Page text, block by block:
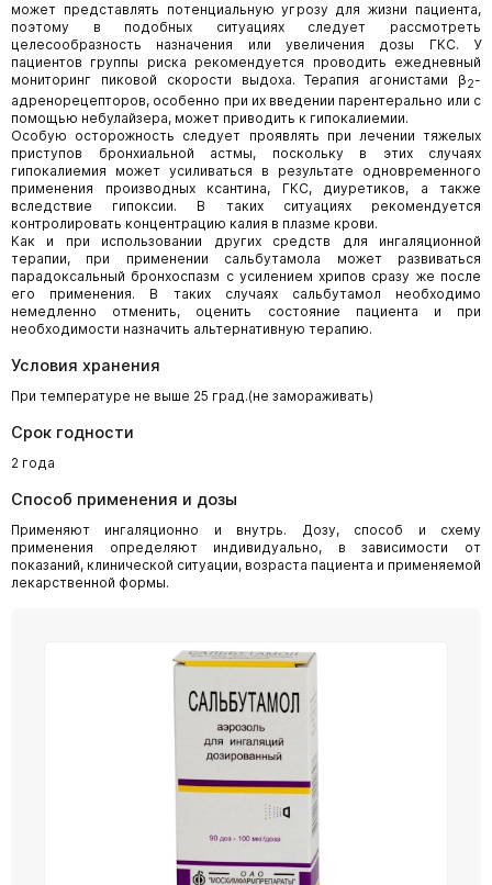
может представлять потенциальную угрозу для жизни пациента,
поэтому в подобных ситуациях следует рассмотреть
целесообразность назначения или увеличения дозы ГКС. У
пациентов группы риска рекомендуется проводить ежедневный
мониторинг пиковой скорости выдоха. Терапия агонистами β2-
адренорецепторов, особенно при их введении парентерально или с
помощью небулайзера, может приводить к гипокалиемии.
Особую осторожность следует проявлять при лечении тяжелых
приступов бронхиальной астмы, поскольку в этих случаях
гипокалиемия может усиливаться в результате одновременного
применения производных ксантина, ГКС, диуретиков, а также
вследствие гипоксии. В таких ситуациях рекомендуется
контролировать концентрацию калия в плазме крови.
Как и при использовании других средств для ингаляционной
терапии, при применении сальбутамола может развиваться
парадоксальный бронхоспазм с усилением хрипов сразу же после
его применения. В таких случаях сальбутамол необходимо
немедленно отменить, оценить состояние пациента и при
необходимости назначить альтернативную терапию.
Условия хранения
При температуре не выше 25 град.(не замораживать)
Срок годности
2 года
Способ применения и дозы
Применяют ингаляционно и внутрь. Дозу, способ и схему
применения определяют индивидуально, в зависимости от
показаний, клинической ситуации, возраста пациента и применяемой
лекарственной формы.